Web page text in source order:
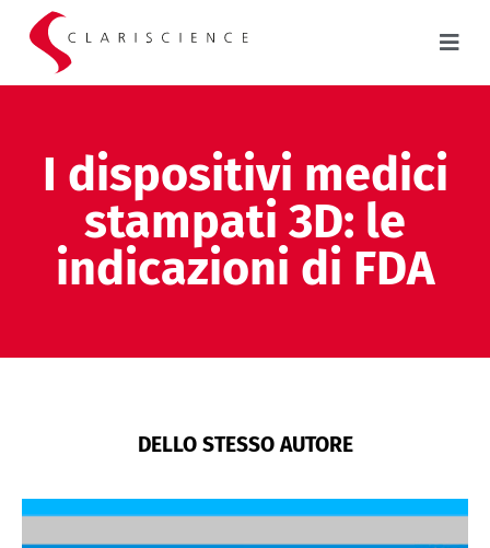
I dispositivi medici
stampati 3D: le
indicazioni di FDA
DELLO STESSO AUTORE